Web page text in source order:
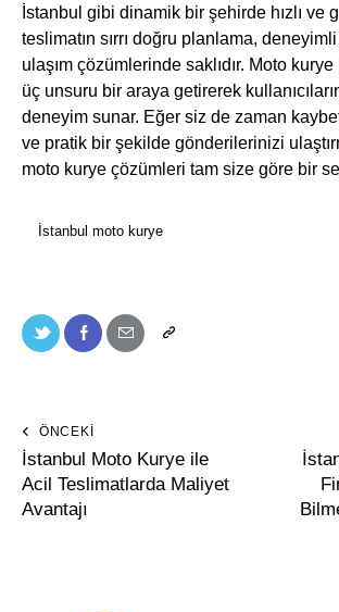
İstanbul gibi dinamik bir şehirde hızlı ve
teslimatın sırrı doğru planlama,
ulaşım çözümlerinde saklıdır. Moto
üç unsuru bir araya getirerek
deneyim sunar. Eğer siz de zaman
ve pratik bir şekilde gönderilerinizi
moto kurye çözümleri tam size göre bir
İstanbul moto kurye
ÖNCEKI
İstanbul Moto Kurye ile
Acil Teslimatlarda Maliyet
Avantajı